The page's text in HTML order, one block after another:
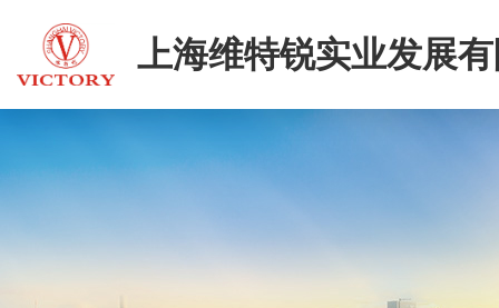
上海维特锐实业发展
二部